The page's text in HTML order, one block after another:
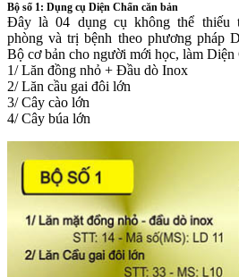
Bộ số 1: Dụng cụ Diện Chẩn căn bản
Đây là 04 dụng cụ không thể thiếu
phòng và trị bệnh theo phương pháp
Bộ cơ bản cho người mới học, làm Diện
1/ Lăn đồng nhỏ + Đầu dò Inox
2/ Lăn cầu gai đôi lớn
3/ Cây cào lớn
4/ Cây búa lớn